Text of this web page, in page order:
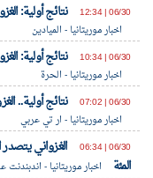
06/30 | 12:34
نتائج أولية:
اخبار موريتانيا - الميادين
06/30 | 10:34
نتائج أولية:
اخبار موريتانيا - الحرة
06/30 | 07:02
نتائج أولية..
اخبار موريتانيا - ار تي عربي
06/30 | 06:34
المئة
اخبار موريتانيا - اندبندنت